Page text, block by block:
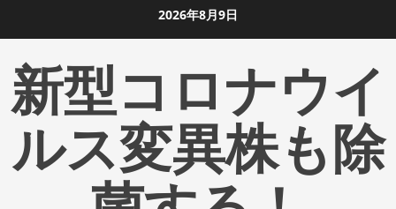
ン
ツ
2026年8月9日
新型コロナウイ
ルス変異株も除